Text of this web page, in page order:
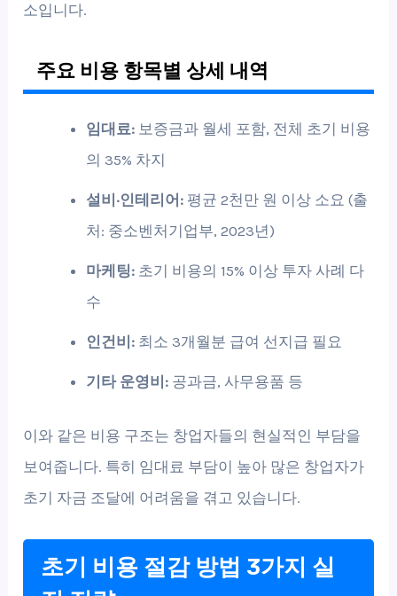
소입니다.
주요 비용 항목별 상세 내역
임대료: 보증금과 월세 포함, 전체 초기 비용
의 35% 차지
설비·인테리어: 평균 2천만 원 이상 소요 (출
처: 중소벤처기업부, 2023년)
마케팅: 초기 비용의 15% 이상 투자 사례 다
수
인건비: 최소 3개월분 급여 선지급 필요
기타 운영비: 공과금, 사무용품 등
이와 같은 비용 구조는 창업자들의 현실적인 부담을
보여줍니다. 특히 임대료 부담이 높아 많은 창업자가
초기 자금 조달에 어려움을 겪고 있습니다.
초기 비용 절감 방법 3가지 실